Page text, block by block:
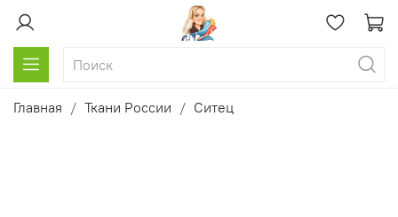
Главная Ткани России Ситец